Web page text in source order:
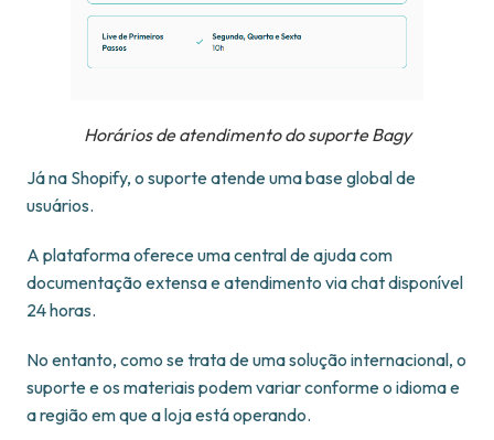
Horários de atendimento do suporte Bagy
Já na Shopify, o suporte atende uma base global de
usuários.
A plataforma oferece uma central de ajuda com
documentação extensa e atendimento via chat disponível
24 horas.
No entanto, como se trata de uma solução internacional, o
suporte e os materiais podem variar conforme o idioma e
a região em que a loja está operando.